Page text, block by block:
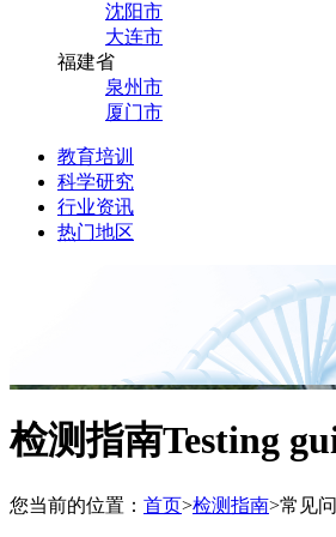
沈阳市
大连市
福建省
泉州市
厦门市
教育培训
科学研究
行业资讯
热门地区
检测指南Testing
您当前的位置： 首页>检测指南>常见